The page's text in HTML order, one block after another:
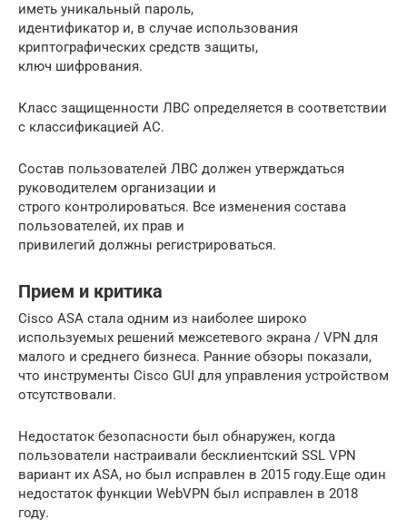
иметь уникальный пароль,
идентификатор и, в случае использования
криптографических средств защиты,
ключ шифрования.
Класс защищенности ЛВС определяется в соответствии
с классификацией АС.
Состав пользователей ЛВС должен утверждаться
руководителем организации и
строго контролироваться. Все изменения состава
пользователей, их прав и
привилегий должны регистрироваться.
Прием и критика
Cisco ASA стала одним из наиболее широко
используемых решений межсетевого экрана / VPN для
малого и среднего бизнеса. Ранние обзоры показали,
что инструменты Cisco GUI для управления устройством
отсутствовали.
Недостаток безопасности был обнаружен, когда
пользователи настраивали бесклиентский SSL VPN
вариант их ASA, но был исправлен в 2015 году.Еще один
недостаток функции WebVPN был исправлен в 2018
году.